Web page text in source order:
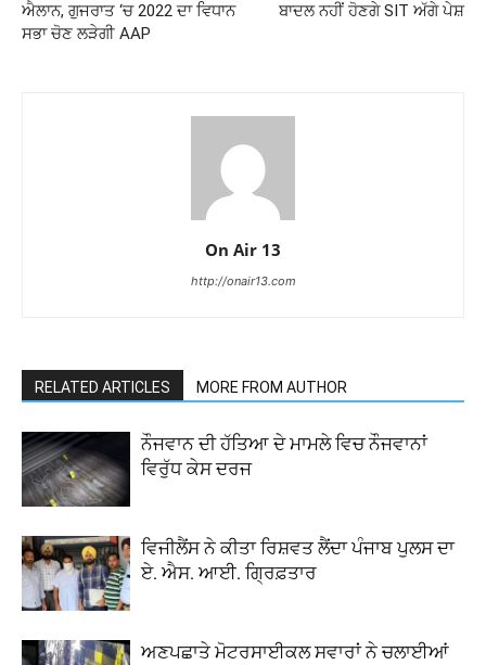
ਐਲਾਨ, ਗੁਜਰਾਤ ‘ਚ 2022 ਦਾ ਵਿਧਾਨ
ਸਭਾ ਚੋਣ ਲੜੇਗੀ AAP
ਬਾਦਲ ਨਹੀਂ ਹੋਣਗੇ SIT ਅੱਗੇ ਪੇਸ਼
On Air 13
http://onair13.com
RELATED ARTICLES MORE FROM AUTHOR
ਨੌਜਵਾਨ ਦੀ ਹੱਤਿਆ ਦੇ ਮਾਮਲੇ ਵਿਚ ਨੌਜਵਾਨਾਂ
ਵਿਰੁੱਧ ਕੇਸ ਦਰਜ
ਵਿਜੀਲੈਂਸ ਨੇ ਕੀਤਾ ਰਿਸ਼ਵਤ ਲੈਂਦਾ ਪੰਜਾਬ ਪੁਲਸ ਦਾ
ਏ. ਐਸ. ਆਈ. ਗ੍ਰਿਫ਼ਤਾਰ
ਅਣਪਛਾਤੇ ਮੋਟਰਸਾਈਕਲ ਸਵਾਰਾਂ ਨੇ ਚਲਾਈਆਂ